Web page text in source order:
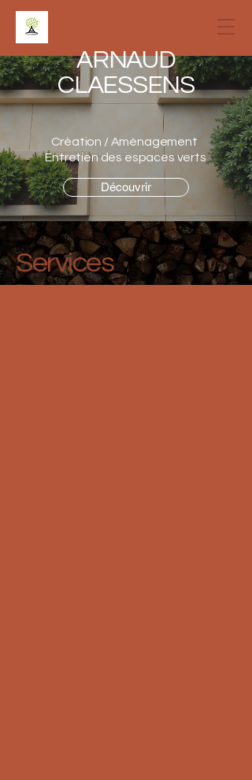
ARNAUD
CLAESSENS
Création / Aménagement ​
Entretien des espaces verts
Découvrir
Services